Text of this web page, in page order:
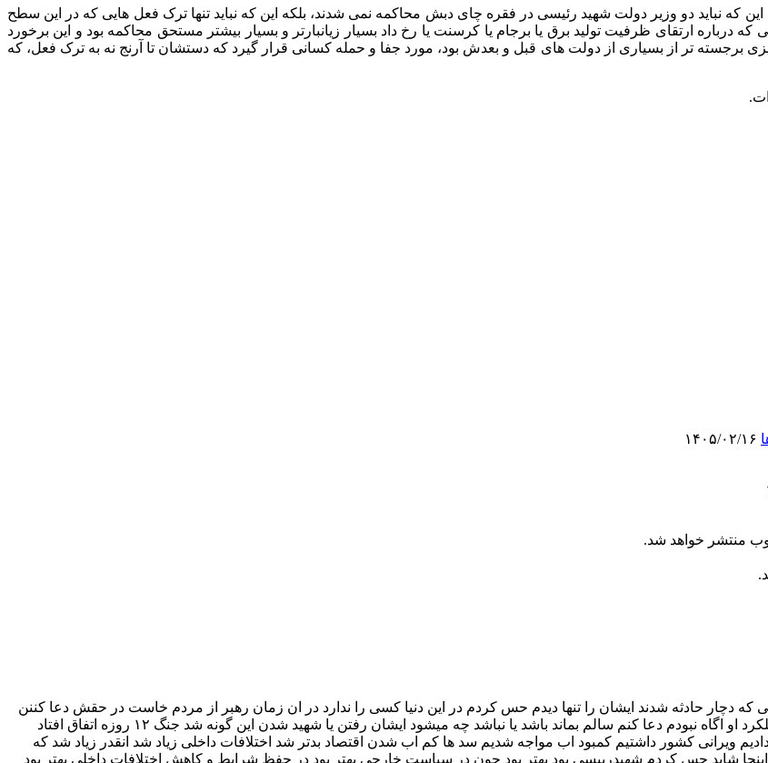
که نباید دو وزیر دولت شهید رئیسی در فقره چای دبش محاکمه نمی شدند، بلکه این که نباید تنها ترک فعل هایی که در این سطح
درباره ارتقای ظرفیت تولید برق یا برجام یا کرسنت یا ‏رخ داد بسیار زیانبارتر و بسیار بیشتر مستحق محاکمه بود و این برخورد
تر از بسیاری از دولت های قبل و بعدش بود، مورد جفا و حمله کسانی قرار گیرد که دستشان تا آرنج نه به ترک فعل، که
منتشر خواهد شد.
که دچار حادثه شدند ایشان را تنها دیدم حس کردم در این دنیا کسی را ندارد در ان زمان رهبر از مردم خاست در حقش دعا کننن
تا سالم بماند من برایم فرقی نمیکرد دعا کنم یا ن چون از خدمات و عملکرد او اگاه نبودم دعا کنم سالم بماند باشد یا نباشد چه میشود ایشان رفتن یا شهید شدن این گونه شد جنگ ۱۲ روزه اتفاق افتاد
ویرانی کشور داشتیم کمبود اب مواجه شدیم سد ها کم اب شدن اقتصاد بدتر شد اختلافات داخلی زیاد شد انقدر زیاد شد که
شاید حس کردم شهیدرییسی بود بهتر بود چون در سیاست خارجی بهتر بود در حفظ شرایط و کاهش اختلافات داخلی بهتر بود